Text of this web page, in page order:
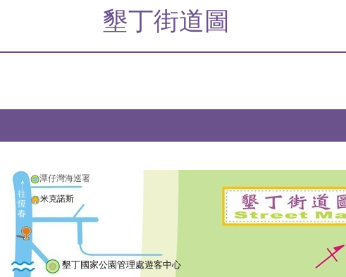
墾丁街道圖
墾丁國家公園管理處遊客中心
往
恆
春
米克諾斯
潭仔灣海巡署